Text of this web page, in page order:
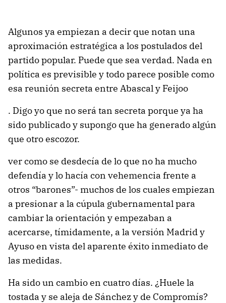
Algunos ya empiezan a decir que notan una
aproximación estratégica a los postulados del
partido popular. Puede que sea verdad. Nada en
política es previsible y todo parece posible como
esa reunión secreta entre Abascal y Feijoo
. Digo yo que no será tan secreta porque ya ha
sido publicado y supongo que ha generado algún
que otro escozor.
ver como se desdecía de lo que no ha mucho
defendía y lo hacía con vehemencia frente a
otros “barones”- muchos de los cuales empiezan
a presionar a la cúpula gubernamental para
cambiar la orientación y empezaban a
acercarse, tímidamente, a la versión Madrid y
Ayuso en vista del aparente éxito inmediato de
las medidas.
Ha sido un cambio en cuatro días. ¿Huele la
tostada y se aleja de Sánchez y de Compromís?